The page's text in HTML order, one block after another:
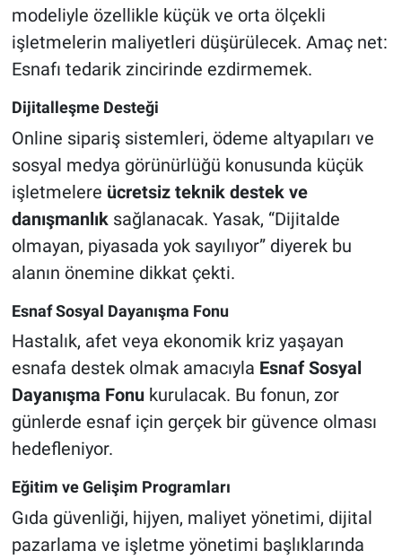
modeliyle özellikle küçük ve orta ölçekli
işletmelerin maliyetleri düşürülecek. Amaç net:
Esnafı tedarik zincirinde ezdirmemek.
Dijitalleşme Desteği
Online sipariş sistemleri, ödeme altyapıları ve
sosyal medya görünürlüğü konusunda küçük
işletmelere ücretsiz teknik destek ve
danışmanlıksağlanacak. Yasak, “Dijitalde
olmayan, piyasada yok sayılıyor” diyerek bu
alanın önemine dikkat çekti.
Esnaf Sosyal Dayanışma Fonu
Hastalık, afet veya ekonomik kriz yaşayan
esnafa destek olmak amacıyla Esnaf Sosyal
Dayanışma Fonukurulacak. Bu fonun, zor
günlerde esnaf için gerçek bir güvence olması
hedefleniyor.
Eğitim ve Gelişim Programları
Gıda güvenliği, hijyen, maliyet yönetimi, dijital
pazarlama ve işletme yönetimi başlıklarında